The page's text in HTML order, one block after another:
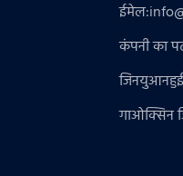
ईमेल:
कंपनी का
जिनयुआनहुई
गाओक्सिन